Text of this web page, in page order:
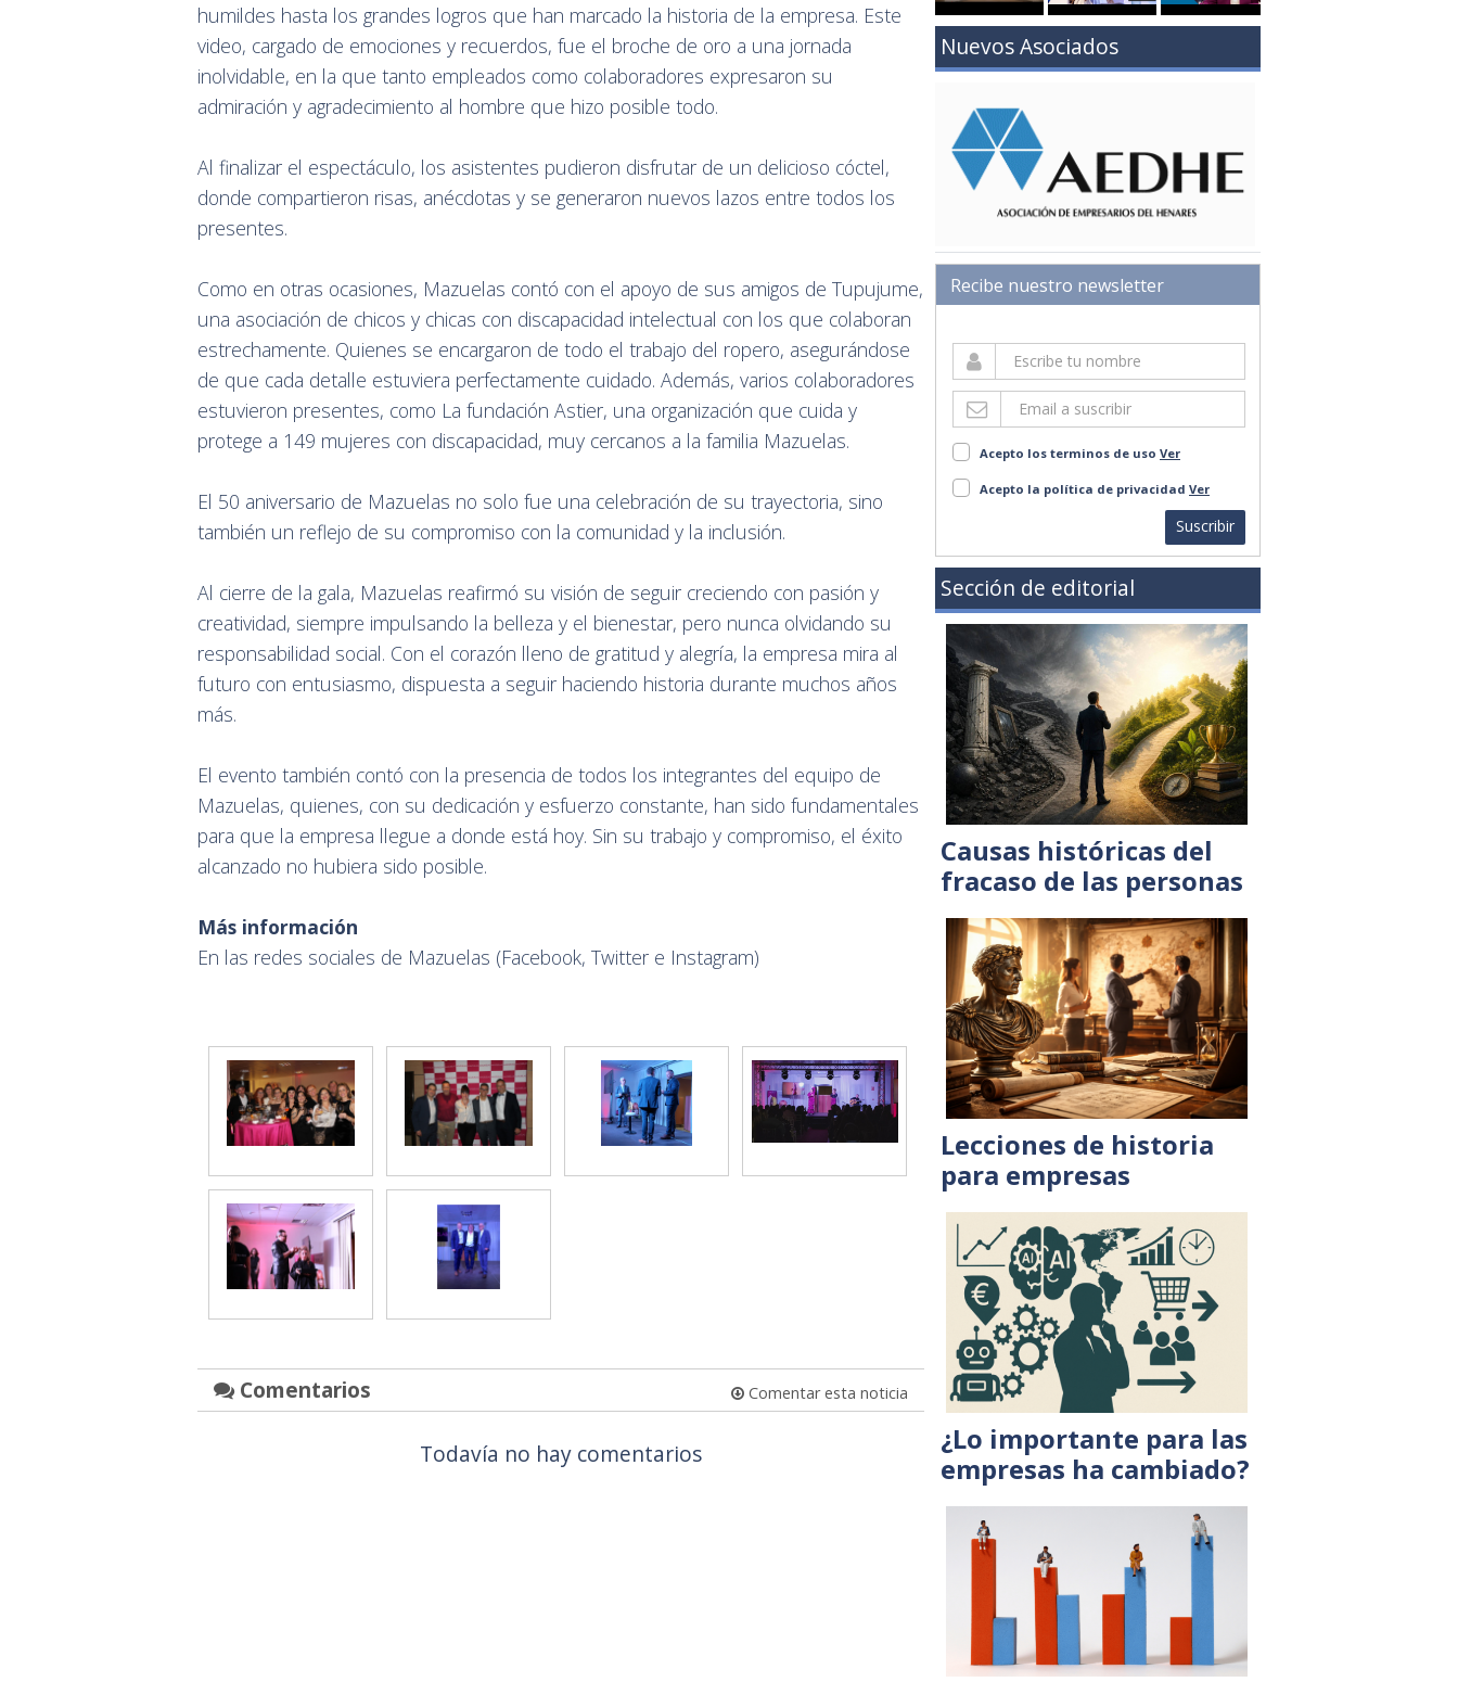
humildes hasta los grandes logros que han marcado la historia de la empresa. Este
video, cargado de emociones y recuerdos, fue el broche de oro a una jornada
inolvidable, en la que tanto empleados como colaboradores expresaron su
admiración y agradecimiento al hombre que hizo posible todo.
Al finalizar el espectáculo, los asistentes pudieron disfrutar de un delicioso cóctel,
donde compartieron risas, anécdotas y se generaron nuevos lazos entre todos los
presentes.
Como en otras ocasiones, Mazuelas contó con el apoyo de sus amigos de Tupujume,
una asociación de chicos y chicas con discapacidad intelectual con los que colaboran
estrechamente. Quienes se encargaron de todo el trabajo del ropero, asegurándose
de que cada detalle estuviera perfectamente cuidado. Además, varios colaboradores
estuvieron presentes, como La fundación Astier, una organización que cuida y
protege a 149 mujeres con discapacidad, muy cercanos a la familia Mazuelas.
El 50 aniversario de Mazuelas no solo fue una celebración de su trayectoria, sino
también un reflejo de su compromiso con la comunidad y la inclusión.
Al cierre de la gala, Mazuelas reafirmó su visión de seguir creciendo con pasión y
creatividad, siempre impulsando la belleza y el bienestar, pero nunca olvidando su
responsabilidad social. Con el corazón lleno de gratitud y alegría, la empresa mira al
futuro con entusiasmo, dispuesta a seguir haciendo historia durante muchos años
más.
El evento también contó con la presencia de todos los integrantes del equipo de
Mazuelas, quienes, con su dedicación y esfuerzo constante, han sido fundamentales
para que la empresa llegue a donde está hoy. Sin su trabajo y compromiso, el éxito
alcanzado no hubiera sido posible.
Más información
En las redes sociales de Mazuelas (Facebook, Twitter e Instagram)
Comentarios Comentar esta noticia
Todavía no hay comentarios
Nuevos Asociados
Recibe nuestro newsletter
Acepto los terminos de uso Ver
Acepto la política de privacidad Ver
Suscribir
Sección de editorial
Causas históricas del
fracaso de las personas
Lecciones de historia
para empresas
¿Lo importante para las
empresas ha cambiado?